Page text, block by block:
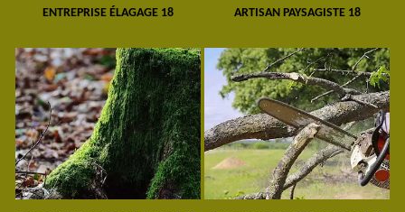
ENTREPRISE ÉLAGAGE 18 ARTISAN PAYSAGISTE 18